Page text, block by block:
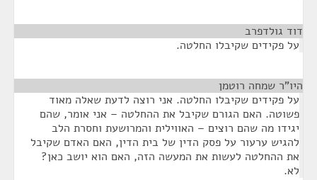
דוד גולדפרב
על פקידים שקיבלו החלטה.
היו"ר שמחה רוטמן
על פקידים שקיבלו החלטה. אני רוצה לדעת שאלה מאוד
פשוטה. האם הגורם שקיבל את ההחלטה – אני אומר, שהם
יגידו מה שהם רוצים – האווילית והמרושעת וחסרת הלב
להגיש ערעור על פסק הדין של בית הדין, האם האדם שקיבל
את ההחלטה לעשות את המעשה הזה, האם הוא יושב כאן?
לא.